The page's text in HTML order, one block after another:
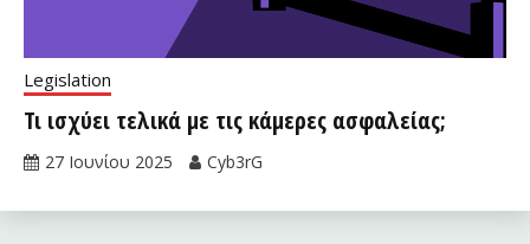
Legislation
Τι ισχύει τελικά με τις κάμερες ασφαλείας;
27 Ιουνίου 2025 Cyb3rG